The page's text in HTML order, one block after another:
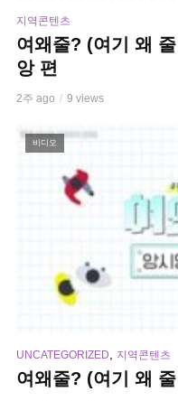
지역콘텐츠
여왜줄? (여기 왜
앙 편
2주 ago 9 views
비디오
UNCATEGORIZED 지역콘텐츠
여왜줄? (여기 왜